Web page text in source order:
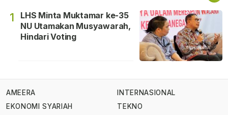
1
LHS Minta Muktamar ke-35
NU Utamakan Musyawarah,
Hindari Voting
AMEERA
EKONOMI SYARIAH
INTERNASIONAL
TEKNO